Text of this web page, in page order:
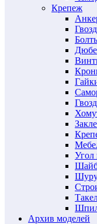
Крепеж
Угол
Архив моделей